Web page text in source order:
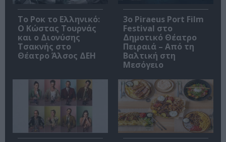
Το Ροκ το Ελληνικό:
Ο Κώστας Τουρνάς
και ο Διονύσης
Τσακνής στο
Θέατρο Άλσος ΔΕΗ
3o Piraeus Port Film
Festival στο
Δημοτικό Θέατρο
Πειραιά – Από τη
Βαλτική στη
Μεσόγειο